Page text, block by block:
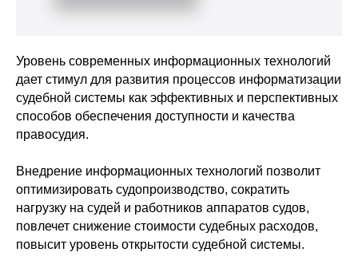
Уровень современных информационных технологий
дает стимул для развития процессов информатизации
судебной системы как эффективных и перспективных
способов обеспечения доступности и качества
правосудия.
Внедрение информационных технологий позволит
оптимизировать судопроизводство, сократить
нагрузку на судей и работников аппаратов судов,
повлечет снижение стоимости судебных расходов,
повысит уровень открытости судебной системы.